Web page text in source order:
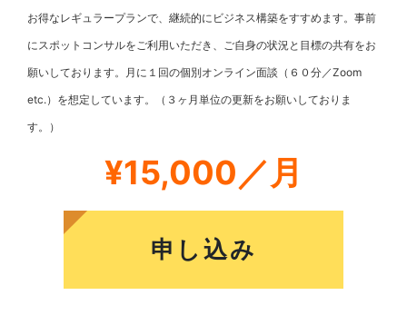
お得なレギュラープランで、継続的にビジネス構築をすすめます。事前
にスポットコンサルをご利用いただき、ご自身の状況と目標の共有をお
願いしております。月に１回の個別オンライン面談（６０分／Zoom
etc.）を想定しています。（３ヶ月単位の更新をお願いしておりま
す。）
¥15,000／月
申し込み